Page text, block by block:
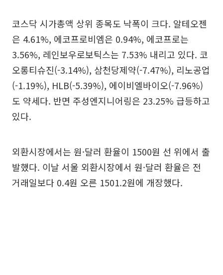
코스닥 시가총액 상위 종목도 낙폭이 크다. 알테오젠
은 4.61%, 에코프로비엠은 0.94%, 에코프로는
3.56%, 레인보우로보틱스는 7.53% 내리고 있다. 코
오롱티슈진(-3.14%), 삼천당제약(-7.47%), 리노공업
(-1.19%), HLB(-5.39%), 에이비엘바이오(-7.96%)
도 약세다. 반면 주성엔지니어링은 23.25% 급등하고
있다.
외환시장에서는 원·달러 환율이 1500원 선 위에서 출
발했다. 이날 서울 외환시장에서 원·달러 환율은 전
거래일보다 0.4원 오른 1501.2원에 개장했다.